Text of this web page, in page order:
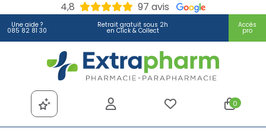
4,8 97 avis
Une aide ?
085 82 81 30
Retrait gratuit sous 2h
en Click & Collect
Accès
pro
Extrapharm Votre
0